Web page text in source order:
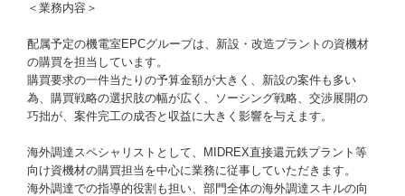
＜業務内容＞
配属予定の機電室EPCグループは、新設・改造プラントの資機材
の購買を担当しています。
購買要求の一件当たりの予算金額が大きく、新設の案件も多い
為、購買戦略の選択肢の幅が広く、ソーシング戦略、交渉展開の
巧拙が、案件完工の成否と収益に大きく影響を与えます。
海外調達スペシャリストとして、MIDREX直接還元鉄プラント等
向け資機材の購買担当を中心に業務に従事していただきます。
海外調達での指導的役割も担い、部門全体の海外調達スキルの向